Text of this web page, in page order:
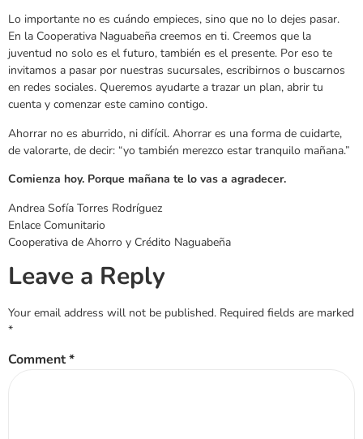
Lo importante no es cuándo empieces, sino que no lo dejes pasar.
En la Cooperativa Naguabeña creemos en ti. Creemos que la
juventud no solo es el futuro, también es el presente. Por eso te
invitamos a pasar por nuestras sucursales, escribirnos o buscarnos
en redes sociales. Queremos ayudarte a trazar un plan, abrir tu
cuenta y comenzar este camino contigo.
Ahorrar no es aburrido, ni difícil. Ahorrar es una forma de cuidarte,
de valorarte, de decir: “yo también merezco estar tranquilo mañana.”
Comienza hoy. Porque mañana te lo vas a agradecer.
Andrea Sofía Torres Rodríguez
Enlace Comunitario
Cooperativa de Ahorro y Crédito Naguabeña
Leave a Reply
Your email address will not be published. Required fields are marked
*
Comment*